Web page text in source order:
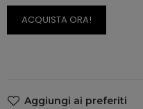
ACQUISTA ORA!
Aggiungi ai preferiti